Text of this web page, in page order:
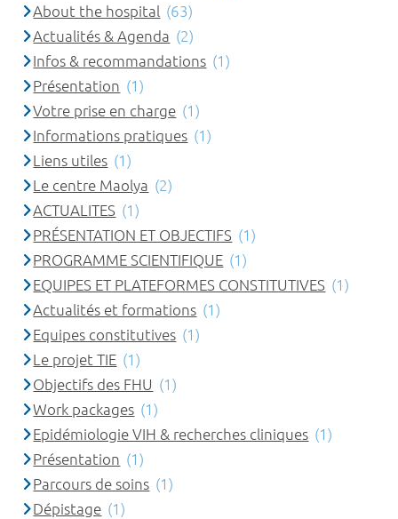
About the hospital (63)
Actualités & Agenda (2)
Infos & recommandations (1)
Présentation (1)
Votre prise en charge (1)
Informations pratiques (1)
Liens utiles (1)
Le centre Maolya (2)
ACTUALITES (1)
PRÉSENTATION ET OBJECTIFS (1)
PROGRAMME SCIENTIFIQUE (1)
EQUIPES ET PLATEFORMES CONSTITUTIVES (1)
Actualités et formations (1)
Equipes constitutives (1)
Le projet TIE (1)
Objectifs des FHU (1)
Work packages (1)
Epidémiologie VIH & recherches cliniques (1)
Présentation (1)
Parcours de soins (1)
Dépistage (1)